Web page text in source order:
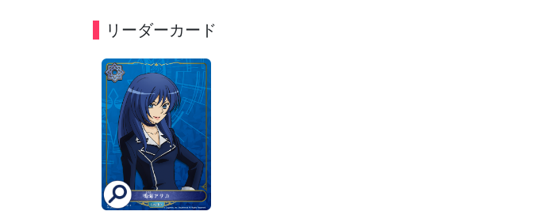
リーダーカード